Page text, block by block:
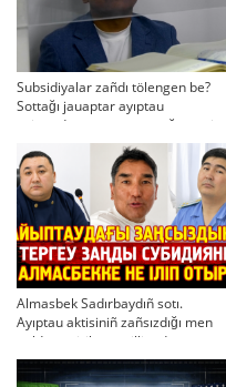
Subsidiyalar zañdı tölengen be?
Sottağı jauaptar ayıptau
twjırımdarın qayta qarauğa negiz
bola ala ma?
Almasbek Sadırbaydıñ sotı.
Ayıptau aktisiniñ zañsızdığı men
qoldan ösirilgen milliondar